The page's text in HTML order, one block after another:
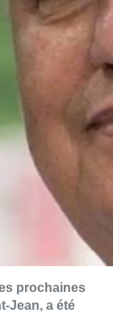
prochaines
Jean, a été